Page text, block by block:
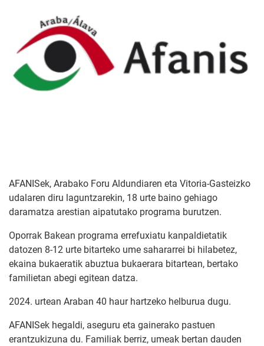
AFANISek, Arabako Foru Aldundiaren eta Vitoria-Gasteizko
udalaren diru laguntzarekin, 18 urte baino gehiago
daramatza arestian aipatutako programa burutzen.
Oporrak Bakean programa errefuxiatu kanpaldietatik
datozen 8-12 urte bitarteko ume sahararrei bi hilabetez,
ekaina bukaeratik abuztua bukaerara bitartean, bertako
familietan abegi egitean datza.
2024. urtean Araban 40 haur hartzeko helburua dugu.
AFANISek hegaldi, aseguru eta gainerako pastuen
erantzukizuna du. Familiak berriz, umeak bertan dauden